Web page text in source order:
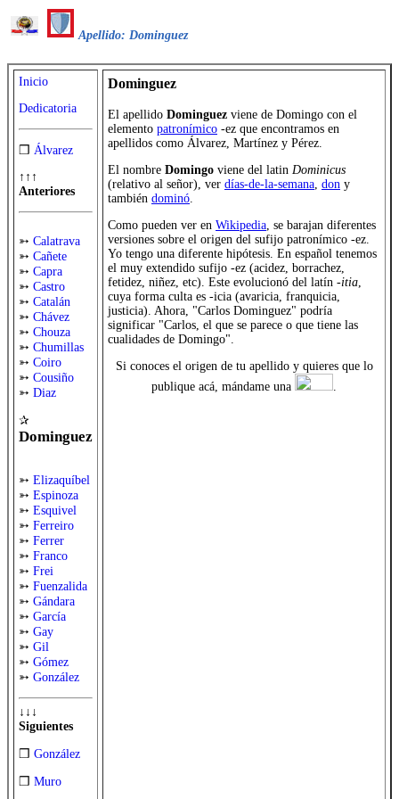
Apellido: Dominguez
Inicio
Dedicatoria
❒ Álvarez
↑↑↑
Anteriores
➳ Calatrava
➳ Cañete
➳ Capra
➳ Castro
➳ Catalán
➳ Chávez
➳ Chouza
➳ Chumillas
➳ Coiro
➳ Cousiño
➳ Diaz
✰
Dominguez
➳ Elizaquíbel
➳ Espinoza
➳ Esquivel
➳ Ferreiro
➳ Ferrer
➳ Franco
➳ Frei
➳ Fuenzalida
➳ Gándara
➳ García
➳ Gay
➳ Gil
➳ Gómez
➳ González
↓↓↓
Siguientes
❒ González
❒ Muro
Dominguez
El apellido Dominguez viene de Domingo con el
elemento patronímico -ez que encontramos en
apellidos como Álvarez, Martínez y Pérez.
El nombre Domingo viene del latin Dominicus
(relativo al señor), ver días-de-la-semana don y
también dominó
Como pueden ver en Wikipedia , se barajan diferentes
versiones sobre el origen del sufijo patronímico -ez.
Yo tengo una diferente hipótesis. En español tenemos
el muy extendido sufijo -ez (acidez, borrachez,
fetidez, niñez, etc). Este evolucionó del latín -itia
cuya forma culta es -icia (avaricia, franquicia,
justicia). Ahora, "Carlos Dominguez" podría
significar "Carlos, el que se parece o que tiene las
cualidades de Domingo".
Si conoces el origen de tu apellido y quieres que lo
publique acá, mándame una